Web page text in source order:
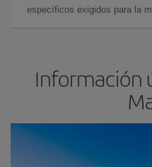
específicos exigidos para la
Información